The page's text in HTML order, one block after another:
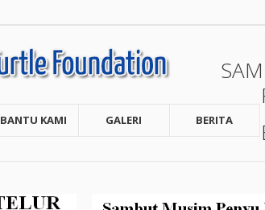
BANTU KAMI GALERI BERITA